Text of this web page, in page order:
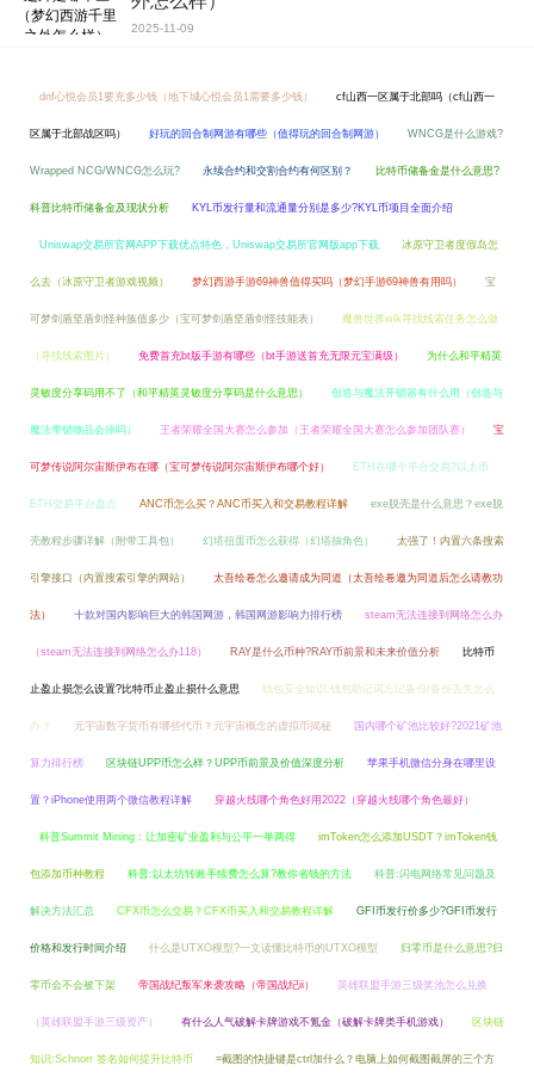
2025-11-09
dnf心悦会员1要充多少钱（地下城心悦会员1需要多少钱） cf山西一区属于北部吗（cf山西一
区属于北部战区吗） 好玩的回合制网游有哪些（值得玩的回合制网游） WNCG是什么游戏?
Wrapped NCG/WNCG怎么玩? 永续合约和交割合约有何区别？ 比特币储备金是什么意思?
科普比特币储备金及现状分析 KYL币发行量和流通量分别是多少?KYL币项目全面介绍
Uniswap交易所官网APP下载优点特色，Uniswap交易所官网版app下载 冰原守卫者度假岛怎
么去（冰原守卫者游戏视频） 梦幻西游手游69神兽值得买吗（梦幻手游69神兽有用吗） 宝
可梦剑盾坚盾剑怪种族值多少（宝可梦剑盾坚盾剑怪技能表） 魔兽世界wlk寻找线索任务怎么做
（寻找线索图片） 免费首充bt版手游有哪些（bt手游送首充无限元宝满级） 为什么和平精英
灵敏度分享码用不了（和平精英灵敏度分享码是什么意思） 创造与魔法开锁器有什么用（创造与
魔法带锁物品会掉吗） 王者荣耀全国大赛怎么参加（王者荣耀全国大赛怎么参加团队赛） 宝
可梦传说阿尔宙斯伊布在哪（宝可梦传说阿尔宙斯伊布哪个好） ETH在哪个平台交易?以太币
ETH交易平台盘点 ANC币怎么买？ANC币买入和交易教程详解 exe脱壳是什么意思？exe脱
壳教程步骤详解（附带工具包） 幻塔扭蛋币怎么获得（幻塔抽角色） 太强了！内置六条搜索
引擎接口（内置搜索引擎的网站） 太吾绘卷怎么邀请成为同道（太吾绘卷邀为同道后怎么请教功
法） 十款对国内影响巨大的韩国网游，韩国网游影响力排行榜 steam无法连接到网络怎么办
（steam无法连接到网络怎么办118） RAY是什么币种?RAY币前景和未来价值分析 比特币
止盈止损怎么设置?比特币止盈止损什么意思 钱包安全知识:钱包助记词忘记备份/备份丢失怎么
办？ 元宇宙数字货币有哪些代币？元宇宙概念的虚拟币揭秘 国内哪个矿池比较好?2021矿池
算力排行榜 区块链UPP币怎么样？UPP币前景及价值深度分析 苹果手机微信分身在哪里设
置？iPhone使用两个微信教程详解 穿越火线哪个角色好用2022（穿越火线哪个角色最好）
科普Summit Mining：让加密矿业盈利与公平一举两得 imToken怎么添加USDT？imToken钱
包添加币种教程 科普:以太坊转账手续费怎么算?教你省钱的方法 科普:闪电网络常见问题及
解决方法汇总 CFX币怎么交易？CFX币买入和交易教程详解 GFI币发行价多少?GFI币发行
价格和发行时间介绍 什么是UTXO模型?一文读懂比特币的UTXO模型 归零币是什么意思?归
零币会不会被下架 帝国战纪叛军来袭攻略（帝国战纪ii） 英雄联盟手游三级奖池怎么兑换
（英雄联盟手游三级资产） 有什么人气破解卡牌游戏不氪金（破解卡牌类手机游戏） 区块链
知识:Schnorr 签名如何提升比特币 =截图的快捷键是ctrl加什么？电脑上如何截图截屏的三个方